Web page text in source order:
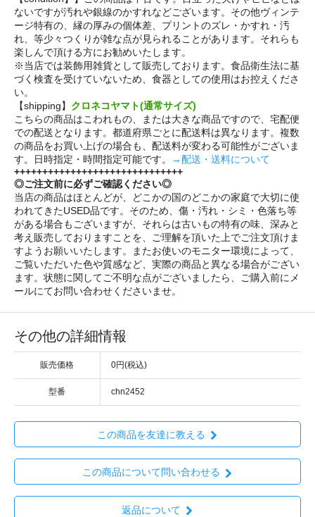
ないですが汚れや銀線のかすれなどございます。その他ヴィンテ
ージ特有の、縁の厚みの個体差、プリントのズレ・かすれ・汚
れ、等少々つくりが雑な点が見られることがあります。それらも
楽しんで頂ける方にお勧めいたします。
※当店では装飾用雑貨として販売しております。食品衛生法に基
づく検査を受けていないため、食器としての使用はお控えくださ
い。
【shipping】 クロネコヤマト(通常サイズ)
こちらの商品はこわれもの、または大きな商品ですので、宅配便
での配送となります。都道府県ごとに配送料は異なります。複数
の商品をお買い上げの場合も、配送料が変わる可能性がございま
す。日時指定・時間指定可能です。
→配送・送料について
++++++++++++++++++++++++++++++
◎ご注文前に必ずご確認ください◎
当店の商品はほとんどが、どこかの国のどこかの家庭で大切に使
われてきたUSED品です。そのため、傷・汚れ・シミ・色落ち等
がある場合もございますが、それらは古いもの特有の味、深みと
考え販売しておりますことを、ご理解を頂いた上でご注文頂けま
すようお願いいたします。またお使いのモニター環境によって、
ご覧いただいた色や質感など、実際の商品と異なる場合がござい
ます。状態に関してご不明な点がございましたら、ご購入前にメ
ールにてお問い合わせくださいませ。
その他の詳細情報
販売価格 0円(税込)
型番 chn2452
この商品を友達に教える
この商品について問い合わせる
返品について